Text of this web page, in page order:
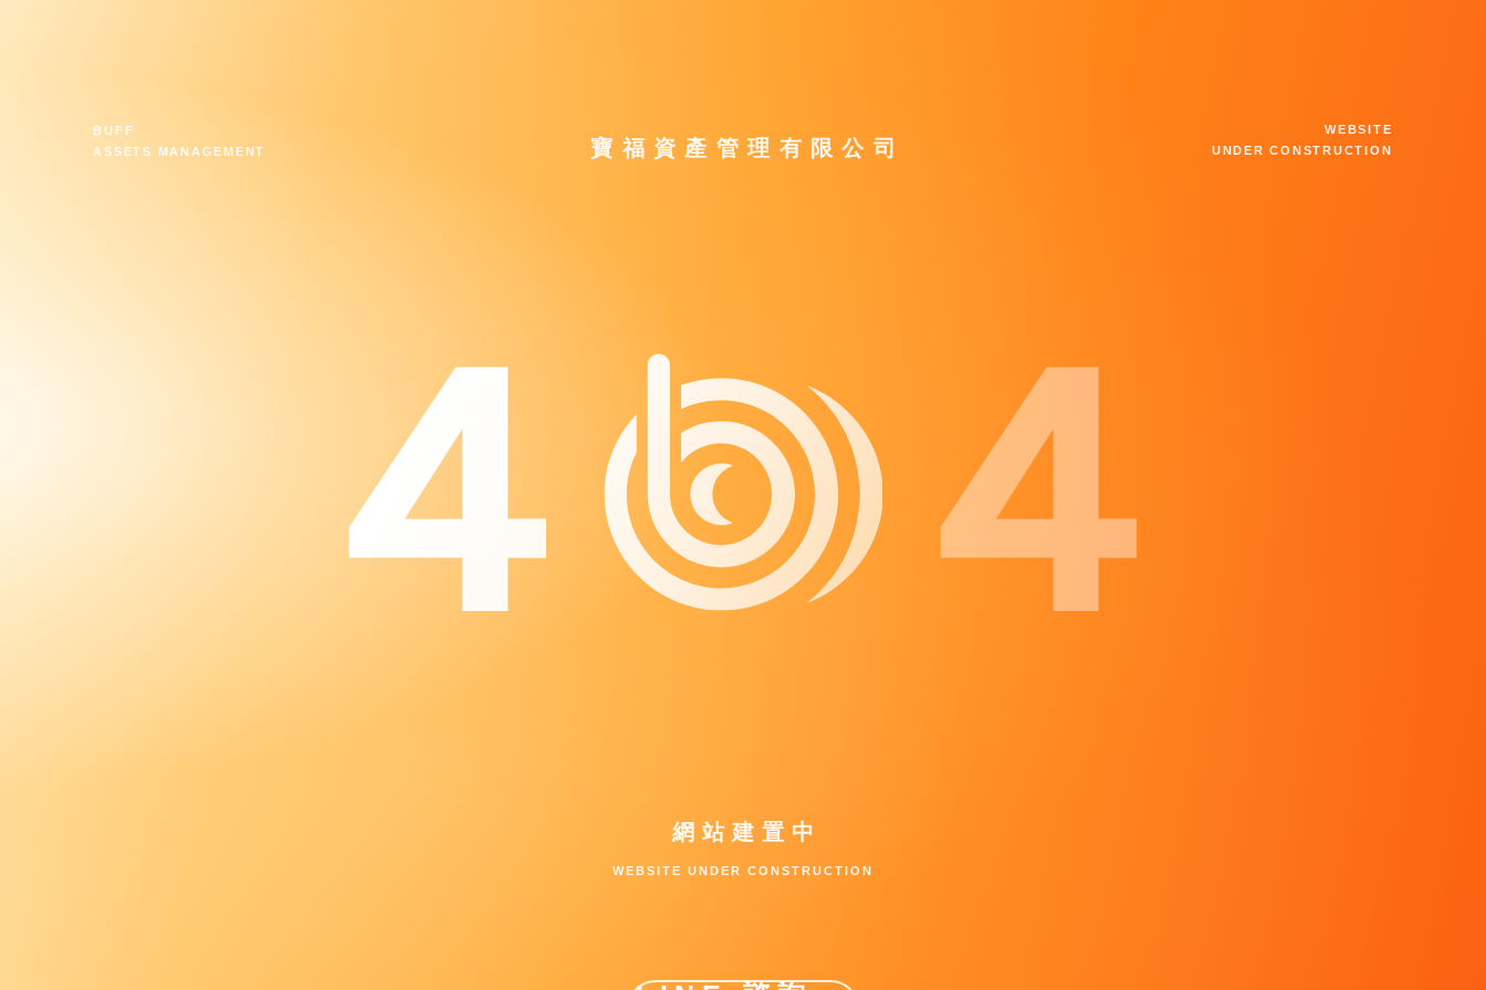
BUFF
ASSETS MANAGEMENT
寶福資產管理有限公司
WEBSITE
UNDER CONSTRUCTION
網站建置中
WEBSITE UNDER CONSTRUCTION